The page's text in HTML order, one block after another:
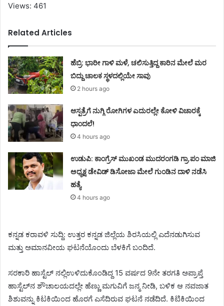
Views: 461
Related Articles
ಹೆಬ್ರಿ: ಭಾರೀ ಗಾಳಿ ಮಳೆ, ಚಲಿಸುತ್ತಿದ್ದ ಕಾರಿನ ಮೇಲೆ ಮರ
ಬಿದ್ದು ಚಾಲಕ ಸ್ಥಳದಲ್ಲಿಯೇ ಸಾವು
2 hours ago
ಆಸ್ಪತ್ರೆಗೆ ನುಗ್ಗಿ ರೋಗಿಗಳ ಎದುರಲ್ಲೇ ಕೋಳಿ ವಿಚಾರಕ್ಕೆ
ಧಾಂದಲೆ!
4 hours ago
ಉಡುಪಿ: ಕಾಂಗ್ರೆಸ್‌ ಮುಖಂಡ ಮುದರಂಗಡಿ ಗ್ರಾ.ಪಂ ಮಾಜಿ
ಅಧ್ಯಕ್ಷ ಡೇವಿಡ್‌ ಡಿಸೋಜಾ ಮೇಲೆ ಗುಂಡಿನ ದಾಳಿ ನಡೆಸಿ
ಹತ್ಯೆ
4 hours ago
ಕನ್ನಡ ಕರಾವಳಿ ಸುದ್ದಿ: ಉತ್ತರ ಕನ್ನಡ ಜಿಲ್ಲೆಯ ಶಿರಸಿಯಲ್ಲಿ ಎದೆನಡುಗಿಸುವ
ಮತ್ತು ಅಮಾನವೀಯ ಘಟನೆಯೊಂದು ಬೆಳಕಿಗೆ ಬಂದಿದೆ.
ಸರಕಾರಿ ಹಾಸ್ಟೆಲ್ ನಲ್ಲಿಉಳಿದುಕೊಂಡಿದ್ದ 15 ವರ್ಷದ 9ನೇ ತರಗತಿ ಅಪ್ರಾಪ್ತೆ
ಹಾಸ್ಟೆಲ್‌ನ ಶೌಚಾಲಯದಲ್ಲೇ ಹೆಣ್ಣು ಮಗುವಿಗೆ ಜನ್ಮ ನೀಡಿ, ಬಳಿಕ ಆ ನವಜಾತ
ಶಿಶುವನ್ನು ಕಿಟಕಿಯಿಂದ ಹೊರಗೆ ಎಸೆದಿರುವ ಘಟನೆ ನಡೆದಿದೆ. ಕಿಟಿಕಿಯಿಂದ